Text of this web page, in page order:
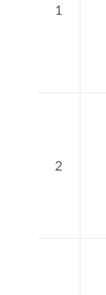
1
2